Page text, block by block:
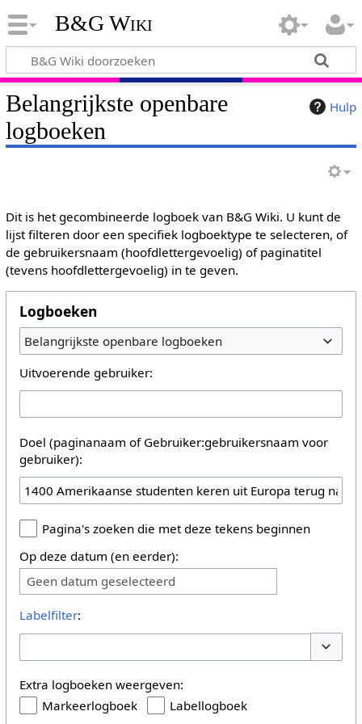
B&G Wiki
Hulp
Belangrijkste openbare
logboeken
Dit is het gecombineerde logboek van B&G Wiki. U kunt de
lijst filteren door een specifiek logboektype te selecteren, of
de gebruikersnaam (hoofdlettergevoelig) of paginatitel
(tevens hoofdlettergevoelig) in te geven.
Logboeken
Belangrijkste openbare logboeken
Uitvoerende gebruiker:
Doel (paginanaam of Gebruiker:gebruikersnaam voor
gebruiker):
Pagina's zoeken die met deze tekens beginnen
Op deze datum (en eerder):
Geen datum geselecteerd
Labelfilter:
Extra logboeken weergeven:
Markeerlogboek
Labellogboek